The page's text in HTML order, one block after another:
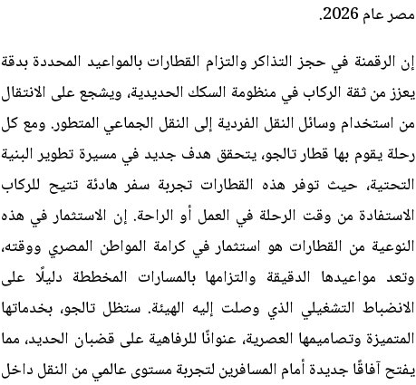
مصر عام 2026.
إن الرقمنة في حجز التذاكر والتزام القطارات بالمواعيد المحددة بدقة
يعزز من ثقة الركاب في منظومة السكك الحديدية، ويشجع على الانتقال
من استخدام وسائل النقل الفردية إلى النقل الجماعي المتطور. ومع كل
رحلة يقوم بها قطار تالجو، يتحقق هدف جديد في مسيرة تطوير البنية
التحتية، حيث توفر هذه القطارات تجربة سفر هادئة تتيح للركاب
الاستفادة من وقت الرحلة في العمل أو الراحة. إن الاستثمار في هذه
النوعية من القطارات هو استثمار في كرامة المواطن المصري ووقته،
وتعد مواعيدها الدقيقة والتزامها بالمسارات المخططة دليلًا على
الانضباط التشغيلي الذي وصلت إليه الهيئة. ستظل تالجو، بخدماتها
المتميزة وتصاميمها العصرية، عنوانًا للرفاهية على قضبان الحديد، مما
يفتح آفاقًا جديدة أمام المسافرين لتجربة مستوى عالمي من النقل داخل